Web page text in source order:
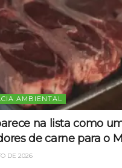
AMBIENTAL
na lista como
de carne para o
DE 2026